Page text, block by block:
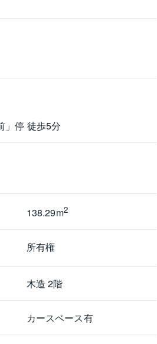
入の流れ、住宅ローンのこと、購
いませんので、気になる点などご
」停 徒歩5分
138.29m2
所有権
木造 2階
カースペース有